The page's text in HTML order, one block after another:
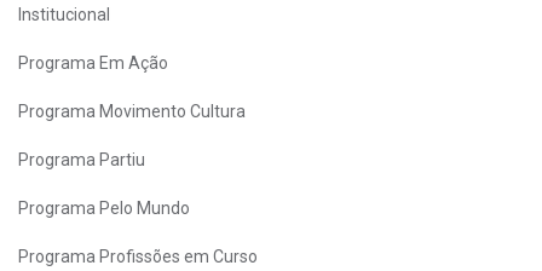
Institucional
Programa Em Ação
Programa Movimento Cultura
Programa Partiu
Programa Pelo Mundo
Programa Profissões em Curso